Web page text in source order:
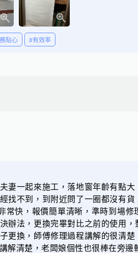
貼心 #有效率
妻一起來施工，落地窗年齡有點
找不到，到附近問了一圈都沒有
常快，報價簡單清晰，準時到場
辦法，更換完畢對比之前的使用
更換，師傅修理過程講解的很清
解清楚，老闆娘個性也很棒在旁邊